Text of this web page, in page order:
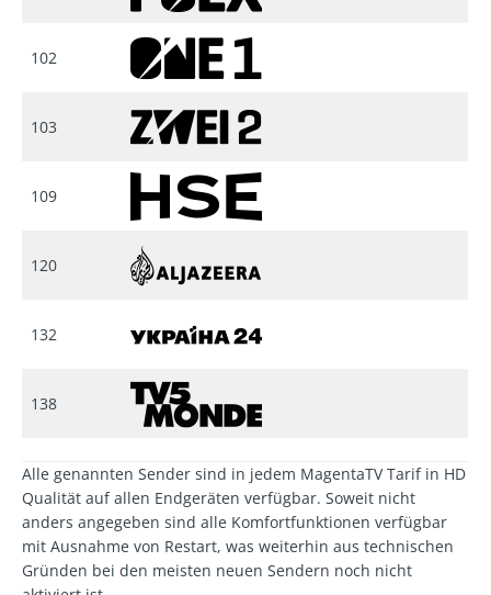
102
103
109
120
132
138
Alle genannten Sender sind in jedem MagentaTV Tarif in HD
Qualität auf allen Endgeräten verfügbar. Soweit nicht
anders angegeben sind alle Komfortfunktionen verfügbar
mit Ausnahme von Restart, was weiterhin aus technischen
Gründen bei den meisten neuen Sendern noch nicht